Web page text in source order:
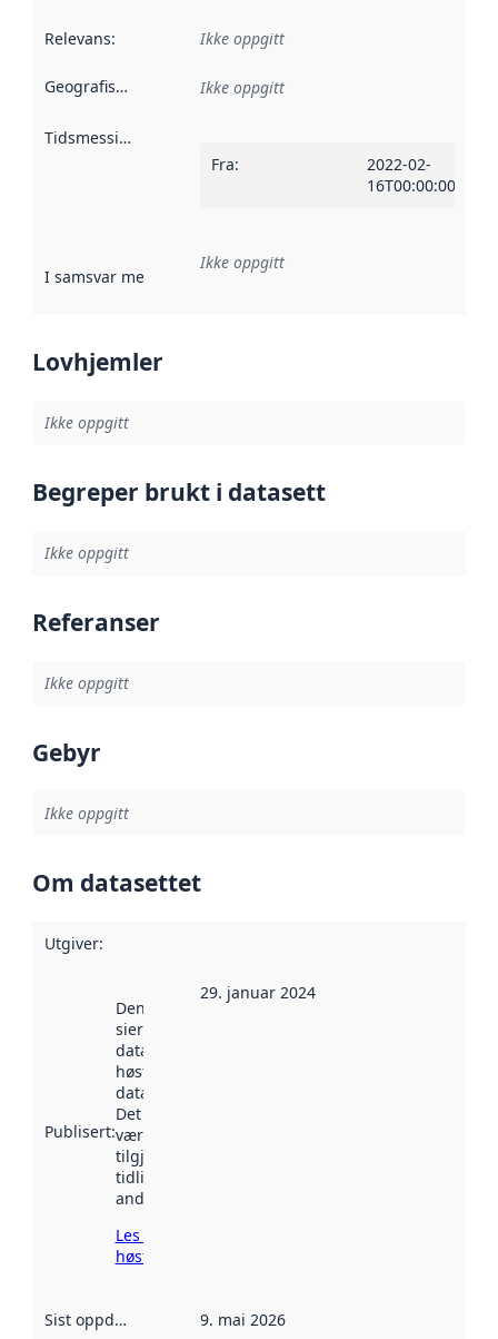
Relevans: Ikke oppgitt
Geografisk avgrensning :
Ikke oppgitt
Tidsmessig avgrensning
Fra:
2022-02-
16T00:00:00Z
I samsvar med Referanse til en implementasjonsregel
Ikke oppgitt
Lovhjemler
Ikke oppgitt
Begreper brukt i datasett
Ikke oppgitt
Referanser
Ikke oppgitt
Gebyr
Ikke oppgitt
Om datasettet
Utgiver:
Publisert:
Denne datoen
sier når
datasettet ble
høstet av
data.norge.no.
Det kan ha
vært
tilgjengelig
tidligere
andre steder.
Les mer om
høsting her
29. januar 2024
Sist oppdatert 9. mai 2026